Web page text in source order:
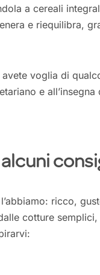
a cereali
e riequilibra,
voglia di
e all’insegna
ricco,
cotture